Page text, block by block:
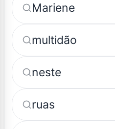
Mariene
multidão
neste
ruas